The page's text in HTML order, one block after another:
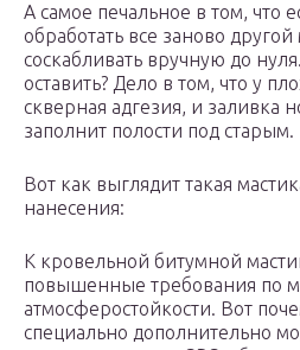
А самое печальное в том, что
обработать все заново
соскабливать вручную до
оставить? Дело в том, что у
скверная адгезия, и заливка
заполнит полости под старым.
Вот как выглядит такая
нанесения:
К кровельной битумной
повышенные требования по
атмосферостойкости. Вот
специально дополнительно